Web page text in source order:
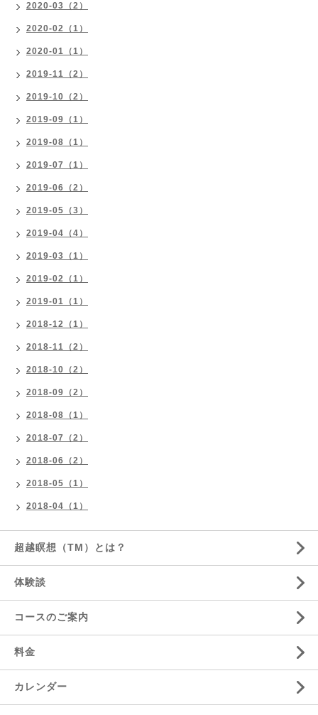
2020-03（2）
2020-02（1）
2020-01（1）
2019-11（2）
2019-10（2）
2019-09（1）
2019-08（1）
2019-07（1）
2019-06（2）
2019-05（3）
2019-04（4）
2019-03（1）
2019-02（1）
2019-01（1）
2018-12（1）
2018-11（2）
2018-10（2）
2018-09（2）
2018-08（1）
2018-07（2）
2018-06（2）
2018-05（1）
2018-04（1）
超越瞑想（TM）とは？
体験談
コースのご案内
料金
カレンダー